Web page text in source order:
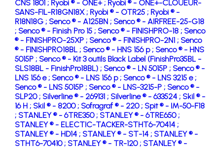
CNS 1801 ; Ryobi ® - ONE+ ; Ryobi ® - ONE+-CLOUEUR-
SANS-FIL-R18GN18X ; Ryobi ® - OTR25 ; Ryobi ® -
R18N18G ; Senco ® - A125BN ; Senco ® - AIRFREE-25-G18
; Senco ® - Finish Pro 15 ; Senco ® - FINISHPRO-18 ; Senco
® - FINISHPRO-25XP ; Senco ® - FINISHPRO-2N1 ; Senco
® - FINISHPRO18BL ; Senco ® - HNS 156 p ; Senco ® - HNS
5015P ; Senco ® - Kit 3 outils Black Label (FinishPro35BL -
SLS18BL - FinishPro18BL) ; Senco ® - LN 5015P ; Senco ® -
LNS 156 e ; Senco ® - LNS 156 p ; Senco ® - LNS 3215 e ;
Senco ® - LNS 5015P ; Senco ® - LNS-3215-P ; Senco ® -
SLP20 ; Silverline ® - 269131 ; Silverline ® - 633524 ; Skil ® -
16 H ; Skil ® - 8200 ; Sofragraf ® - 220 ; Spit ® - IM-50-F18
; STANLEY ® - 6TRE350 ; STANLEY ® - 6TRE650 ;
STANLEY ® - ELECTIC-TACKER-STHT6-70414 ;
STANLEY ® - HD14 ; STANLEY ® - ST-14 ; STANLEY ® -
STHT6-70410 ; STANLEY ® - TR-120 ; STANLEY ® -